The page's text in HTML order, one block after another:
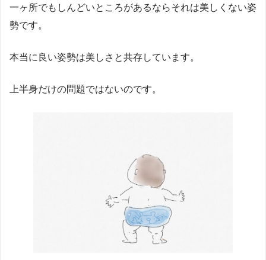
一ヶ所でもしんどいところがあるならそれは美しくない姿
勢です。
本当に良い姿勢は美しさと共存しています。
上半身だけの問題ではないのです。